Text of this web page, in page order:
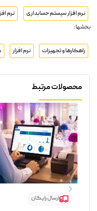
نرم افزار سیستم حسابداری
نرم
بخشها :
راهکارها و تجهیزات نرم افزار
محصولات مرتبط
ارسال رایگان